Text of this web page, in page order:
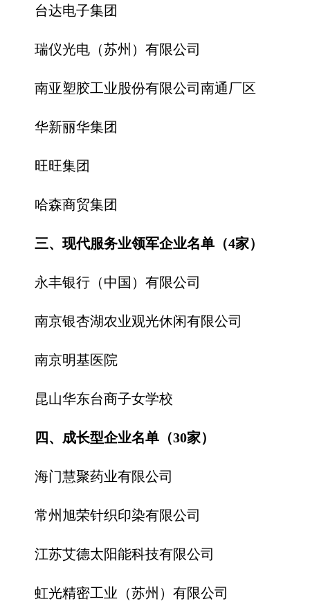
台达电子集团
瑞仪光电（苏州）有限公司
南亚塑胶工业股份有限公司南通厂区
华新丽华集团
旺旺集团
哈森商贸集团
三、现代服务业领军企业名单（4家）
永丰银行（中国）有限公司
南京银杏湖农业观光休闲有限公司
南京明基医院
昆山华东台商子女学校
四、成长型企业名单（30家）
海门慧聚药业有限公司
常州旭荣针织印染有限公司
江苏艾德太阳能科技有限公司
虹光精密工业（苏州）有限公司